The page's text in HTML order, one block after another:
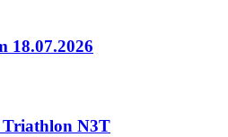
18.07.2026
N3T